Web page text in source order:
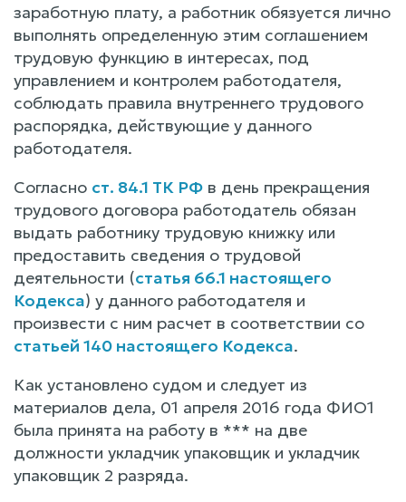
заработную плату, а работник обязуется лично
выполнять определенную этим соглашением
трудовую функцию в интересах, под
управлением и контролем работодателя,
соблюдать правила внутреннего трудового
распорядка, действующие у данного
работодателя.
Согласно ст. 84.1 ТК РФ в день прекращения
трудового договора работодатель обязан
выдать работнику трудовую книжку или
предоставить сведения о трудовой
деятельности (статья 66.1 настоящего
Кодекса) у данного работодателя и
произвести с ним расчет в соответствии со
статьей 140 настоящего Кодекса.
Как установлено судом и следует из
материалов дела, 01 апреля 2016 года ФИО1
была принята на работу в *** на две
должности укладчик упаковщик и укладчик
упаковщик 2 разряда.